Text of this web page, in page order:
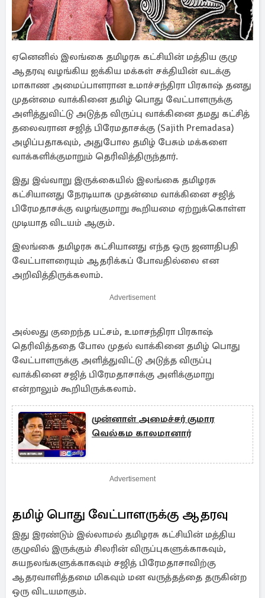
ஏனெனில் இலங்கை தமிழரசு கட்சியின் மத்திய குழு
ஆதரவு வழங்கிய ஐக்கிய மக்கள் சக்தியின் வடக்கு
மாகாண அமைப்பாளரான உமாச்சந்திரா பிரகாஷ் தனது
முதன்மை வாக்கினை தமிழ் பொது வேட்பாளருக்கு
அளித்துவிட்டு அடுத்த விருப்பு வாக்கினை தமது கட்சித்
தலைவரான சஜித் பிரேமதாசக்கு (Sajith Premadasa)
அழிப்பதாகவும், அதுபோல தமிழ் பேசும் மக்களை
வாக்களிக்குமாறும் தெரிவித்திருந்தார்.
இது இவ்வாறு இருக்கையில் இலங்கை தமிழரசு
கட்சியானது நேரடியாக முதன்மை வாக்கினை சஜித்
பிரேமதாசக்கு வழங்குமாறு கூறியமை ஏற்றுக்கொள்ள
முடியாத விடயம் ஆகும்.
இலங்கை தமிழரசு கட்சியானது எந்த ஒரு ஜனாதிபதி
வேட்பாளரையும் ஆதரிக்கப் போவதில்லை என
அறிவித்திருக்கலாம்.
Advertisement
அல்லது குறைந்த பட்சம், உமாசந்திரா பிரகாஷ்
தெரிவித்ததை போல முதல் வாக்கினை தமிழ் பொது
வேட்பாளருக்கு அளித்துவிட்டு அடுத்த விருப்பு
வாக்கினை சஜித் பிரேமதாசாக்கு அளிக்குமாறு
என்றாலும் கூறியிருக்கலாம்.
முன்னாள் அமைச்சர் குமார
வெல்கம காலமானார்
Advertisement
தமிழ் பொது வேட்பாளருக்கு ஆதரவு
இது இரண்டும் இல்லாமல் தமிழரசு கட்சியின் மத்திய
குழுவில் இருக்கும் சிலரின் விருப்புகளுக்காகவும்,
சுயநலங்களுக்காகவும் சஜித் பிரேமதாசாவிற்கு
ஆதரவாளித்தமை மிகவும் மன வருத்தத்தை தருகின்ற
ஒரு விடயமாகும்.